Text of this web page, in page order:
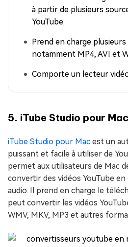
à partir de plusieurs
YouTube.
Prend en charge
notamment MP4, AVI et
Comporte un lecteur
5. iTube Studio pour Mac
iTube Studio pour Mac est un
puissant et facile à utiliser de
permet aux utilisateurs de Mac
convertir des vidéos YouTube
audio. Il prend en charge le
peut convertir les vidéos
WMV, MKV, MP3 et autres